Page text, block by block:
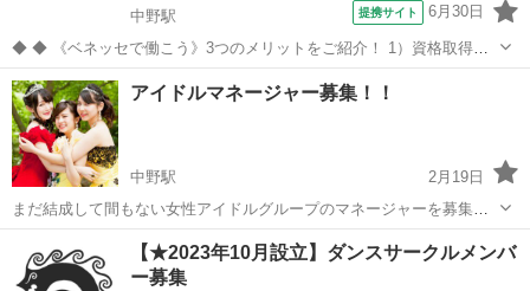
中野駅
提携サイト 6月30日
◆ ◆ 《ベネッセで働こう》3つのメリットをご紹介！ 1）資格取得支
援制度＆受験・研修費の実費負担あり！(規定あり) 2）着実にキャリア
を磨けるでステップアップフィールドが充実！ 3）他社講座も受講
OK！ 《入社後サポ...
東京 中野区 中野駅 介護
アイドルマネージャー募集！！
中野駅
2月19日
まだ結成して間もない女性アイドルグループのマネージャーを募集し
ます！ 少しでも気になっている方がいましたらお気軽にご連絡くださ
い！ 「アイドルをプロデュースしてみたい！」 「芸能人のマネージャ
ーに憧れている！」 ...
中野駅 その他 マネージャー
【★2023年10月設立】ダンスサークルメンバ
ー募集